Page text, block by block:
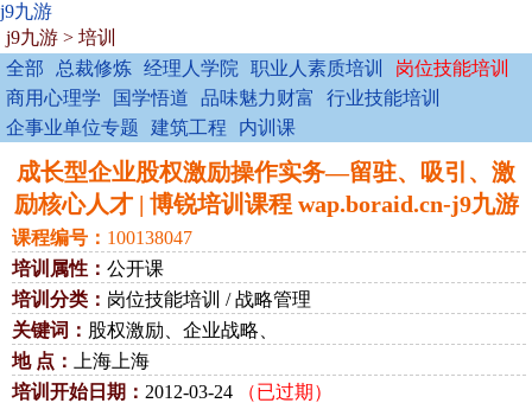
j9九游
j9九游 > 培训
全部
总裁修炼 经理人学院 职业人素质培训
岗位技能培训
商用心理学
国学悟道 品味魅力财富
行业技能培训
企事业单位专题
建筑工程 内训课
成长型企业股权激励操作实务—留驻、吸引、激
励核心人才 | 博锐培训课程 wap.boraid.cn-j9九游
课程编号： 100138047
培训属性： 公开课
培训分类： 岗位技能培训 / 战略管理
关键词： 股权激励、企业战略、
地 点：
上海上海
培训开始日期： 2012-03-24
（已过期）